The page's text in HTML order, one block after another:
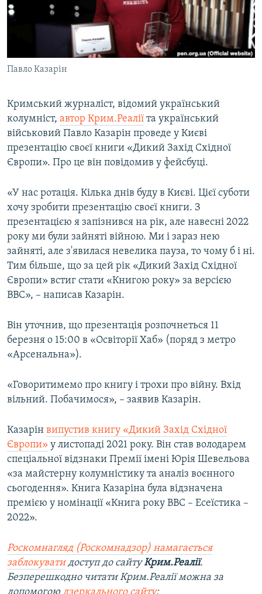
ВІДЕОУРОКИ «ELIFBE»
СВІДЧЕННЯ ОКУПАЦІЇ
УКРАЇНСЬКА ПРОБЛЕМА КРИМУ
ІНФОГРАФІКА
Русский
ДОЛУЧАЙСЯ!
Усі сайти RFE/RL
Павло Казарін
Кримський журналіст, відомий український
колумніст, автор Крим.Реалії та український
військовий Павло Казарін проведе у Києві
презентацію своєї книги «Дикий Захід Східної
Європи». Про це він повідомив у фейсбуці.
«У нас ротація. Кілька днів буду в Києві. Цієї суботи
хочу зробити презентацію своєї книги. З
презентацією я запізнився на рік, але навесні 2022
року ми були зайняті війною. Ми і зараз нею
зайняті, але з'явилася невелика пауза, то чому б і ні.
Тим більше, що за цей рік «Дикий Захід Східної
Європи» встиг стати «Книгою року» за версією
ВВС», – написав Казарін.
Він уточнив, що презентація розпочнеться 11
березня о 15:00 в «Освіторії Хаб» (поряд з метро
«Арсенальна»).
«Говоритимемо про книгу і трохи про війну. Вхід
вільний. Побачимося», – заявив Казарін.
Казарін випустив книгу «Дикий Захід Східної
Європи» у листопаді 2021 року. Він став володарем
спеціальної відзнаки Премії імені Юрія Шевельова
«за майстерну колумністику та аналіз воєнного
сьогодення». Книга Казаріна була відзначена
премією у номінації «Книга року BBC – Есеїстика –
2022».
Роскомнагляд (Роскомнадзор) намагається
заблокуватидоступ до сайтуКрим.Реалії.
Безперешкодно читати Крим.Реалії можна за